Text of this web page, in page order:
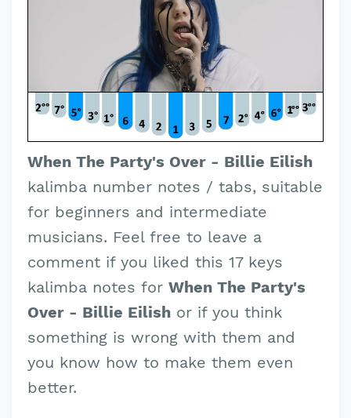
When The Party's Over - Billie Eilish
kalimba number notes / tabs, suitable
for beginners and intermediate
musicians. Feel free to leave a
comment if you liked this 17 keys
kalimba notes for When The Party's
Over - Billie Eilish or if you think
something is wrong with them and
you know how to make them even
better.